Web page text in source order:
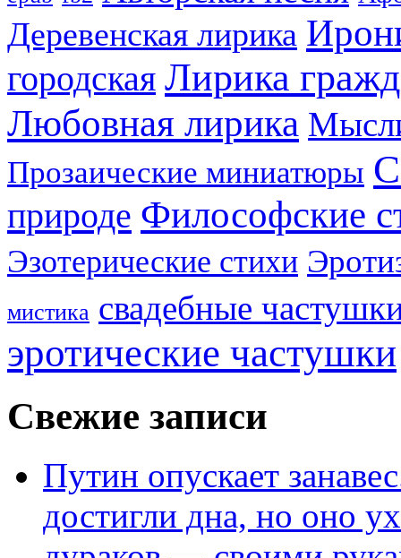
Деревенская лирика
городская Лирика
Любовная лирика
Прозаические миниатюры
природе Философские
Эзотерические стихи
мистика свадебные
эротические частушки
Свежие записи
Путин опускает
достигли дна, но оно